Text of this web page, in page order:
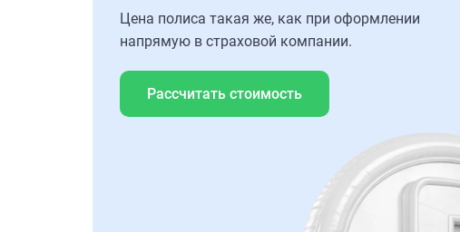
Цена полиса такая же, как при оформлении
напрямую в страховой компании.
Рассчитать стоимость